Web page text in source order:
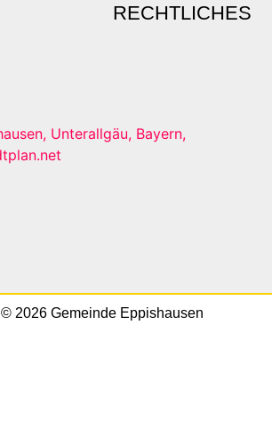
RECHTLICHES
© 2026 Gemeinde Eppishausen